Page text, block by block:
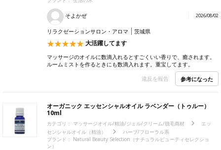
そよかぜ 2026/08/02
リラクゼーションサロン・アロマ 茨城県
大活躍してます
マッサージのオイルに数滴入れるとすごくいい香りで、癒されます。
ルームミストを作るときにも数滴入れます。重宝してます。
違反を報告
参考になった
オーガニック エッセンシャルオイル ラベンダー（トゥルー）
10ml
カテゴリ： マッサージオイル/精油/ジェル/クリーム/脱毛商材
エッ
センシャルオイル（精油）
ハーブ/フローラル系
ブランド： Natural Beauty Selection（ナチュラルビューティセレクショ
ン）